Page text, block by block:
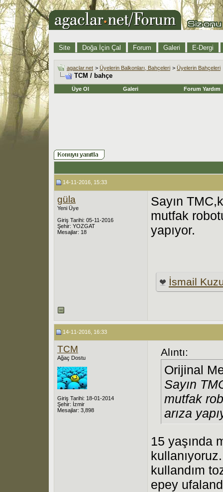
Site Doğa İçin Çal Forum Galeri E-Dergi
agaclar.net > Üyelerin Balkonları, Bahçeleri > Üyelerin Bahçeleri
TCM / bahçe
Üye Ol Galeri Forum Yardım
14-11-2016, 15:33
güla
Yeni Üye
Giriş Tarihi: 05-11-2016
Şehir: YOZGAT
Mesajlar: 18
Sayın
mutfak
yapıyor.
İsmail
14-11-2016, 16:33
TCM
Ağaç Dostu
Giriş Tarihi: 18-01-2014
Şehir: İzmir
Mesajlar: 3,898
Alıntı:
Orijinal
Sayın
mutfak
arıza
15 yaşında
kullandım
epey